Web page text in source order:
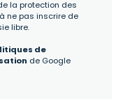
la protection des
ne pas inscrire de
libre.
de
de Google